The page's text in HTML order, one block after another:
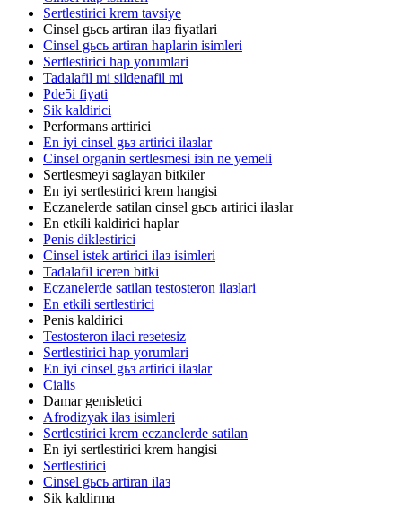
Sertlestirici krem tavsiye
Cinsel gьcь artiran ilaз fiyatlari
Cinsel gьcь artiran haplarin isimleri
Sertlestirici hap yorumlari
Tadalafil mi sildenafil mi
Pde5i fiyati
Sik kaldirici
Performans arttirici
En iyi cinsel gьз artirici ilaзlar
Cinsel organin sertlesmesi iзin ne yemeli
Sertlesmeyi saglayan bitkiler
En iyi sertlestirici krem hangisi
Eczanelerde satilan cinsel gьcь artirici ilaзlar
En etkili kaldirici haplar
Penis diklestirici
Cinsel istek artirici ilaз isimleri
Tadalafil iceren bitki
Eczanelerde satilan testosteron ilaзlari
En etkili sertlestirici
Penis kaldirici
Testosteron ilaci reзetesiz
Sertlestirici hap yorumlari
En iyi cinsel gьз artirici ilaзlar
Cialis
Damar genisletici
Afrodizyak ilaз isimleri
Sertlestirici krem eczanelerde satilan
En iyi sertlestirici krem hangisi
Sertlestirici
Cinsel gьcь artiran ilaз
Sik kaldirma